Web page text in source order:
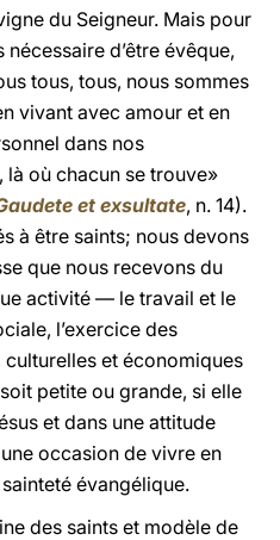
du Seigneur. Mais pour
nécessaire d’être évêque,
tous, tous, nous sommes
vivant avec amour et en
dans nos
où chacun se trouve»
et exsultate, n. 14).
à être saints; nous devons
que nous recevons du
activité — le travail et le
l’exercice des
et économiques
petite ou grande, si elle
et dans une attitude
occasion de vivre en
évangélique.
des saints et modèle de